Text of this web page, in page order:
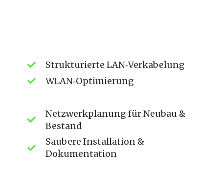
Strukturierte LAN‑Verkabelung
WLAN‑Optimierung
Netzwerkplanung für Neubau &
Bestand
Saubere Installation &
Dokumentation